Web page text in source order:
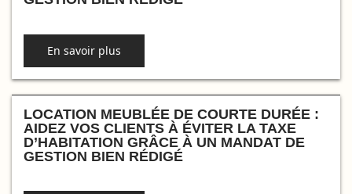
En savoir plus
LOCATION MEUBLÉE DE COURTE DURÉE :
AIDEZ VOS CLIENTS À ÉVITER LA TAXE
D’HABITATION GRÂCE À UN MANDAT DE
GESTION BIEN RÉDIGÉ